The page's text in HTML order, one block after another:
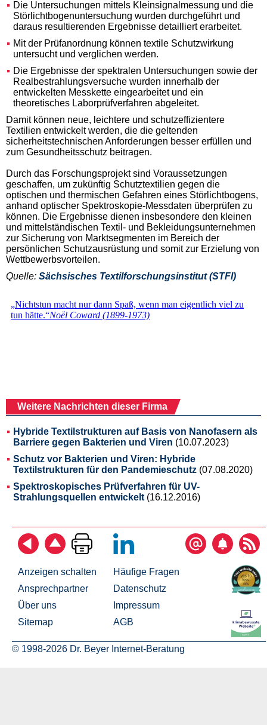
Die Untersuchungen mittels Kleinsignalmessung und die
Störlichtbogenuntersuchung wurden durchgeführt und
daraus resultierenden Ergebnisse detailliert erarbeitet.
Mit der Prüfanordnung können textile Schutzwirkung
untersucht und verglichen werden.
Die Ergebnisse der spektralen Untersuchungen sowie der
Realbestrahlungsversuche wurden innerhalb der
entwickelten Messkette eingearbeitet und ein
theoretisches Laborprüfverfahren abgeleitet.
Damit können neue, leichtere und schutzeffizientere
Textilien entwickelt werden, die die geltenden
sicherheitstechnischen Anforderungen besser erfüllen und
zum Gesundheitsschutz beitragen.
Durch das Forschungsprojekt sind Voraussetzungen
geschaffen, um zukünftig Schutztextilien gegen die
optischen und thermischen Gefahren eines Störlichtbogens,
anhand optischer Spektroskopie-Messdaten überprüfen zu
können. Die Ergebnisse dienen insbesondere den kleinen
und mittelständischen Textil- und Bekleidungsunternehmen
zur Sicherung von Marktsegmenten im Bereich der
persönlichen Schutzausrüstung und somit zur Erzielung von
Wettbewerbsvorteilen.
Quelle: Sächsisches Textilforschungsinstitut (STFI)
Weitere Nachrichten dieser Firma
Hybride Textilstrukturen auf Basis von Nanofasern als
Barriere gegen Bakterien und Viren (10.07.2023)
Schutz vor Bakterien und Viren: Hybride
Textilstrukturen für den Pandemieschutz (07.08.2020)
Spektroskopisches Prüfverfahren für UV-
Strahlungsquellen entwickelt (16.12.2016)
Anzeigen schalten
Ansprechpartner
Über uns
Sitemap
Häufige Fragen
Datenschutz
Impressum
AGB
© 1998-2026 Dr. Beyer Internet-Beratung